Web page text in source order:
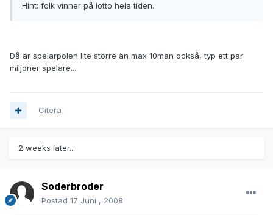
Hint: folk vinner på lotto hela tiden.
Då är spelarpolen lite större än max 10man också, typ ett par
miljoner spelare...
Citera
2 weeks later...
Soderbroder
Postad 17 Juni , 2008